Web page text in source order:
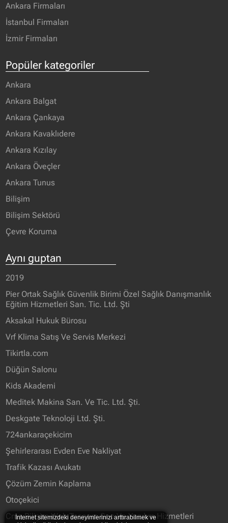
Ankara Firmaları
İstanbul Firmaları
İzmir Firmaları
Popüler kategoriler
Ankara
Ankara Balgat
Ankara Çankaya
Ankara Kavaklıdere
Ankara Kızılay
Ankara Öveçler
Ankara Tunus
Bilişim
Bilişim Sektörü
Çevre Koruma
Aynı guptan
2019
Pier Ortak Sağlık Güvenlik Birimi Özel Sağlık Danışmanlık
Eğitim Hizmetleri San. Tic. Ltd. Şti
Aksakal Hukuk Bürosu
Vrf Klima Satış Ve Servis Merkezi
Tikirtla.com
Düğün Salonu
Kids Akademi
Meditek Makina San. Ve Tic. Ltd. Şti.
Deskgate Teknoloji Ltd. Şti.
724ankaraçekicim
Şehirlerarası Evden Eve Nakliyat
Trafik Kazası Avukatı
Çözüm Zemin Kaplama
Otoçekici
Cms Bilişim Web Tasarım Seo Ve Yazılım Hizmetleri
İnternet sitemizdeki deneyimlerinizi arttırabilmek ve